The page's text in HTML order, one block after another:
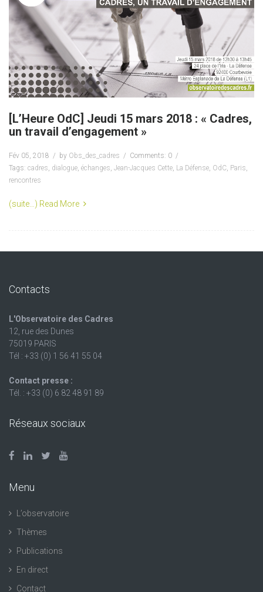
[L’Heure OdC] Jeudi 15 mars 2018 : « Cadres,
un travail d’engagement »
Fév 05, 2018 by Obs_des_cadres
Comments: 0
Tags: cadres dialogue échanges Jean-Jacques Cette La Défense OdC Paris
rencontres
(suite…) Read More
Contacts
L'Observatoire des Cadres
12, rue des Dunes
75019 PARIS
Tél : +33 (0) 1 56 41 55 04
Contact presse :
Tél. : +33 (0) 6 82 48 91 89
Réseaux sociaux
Menu
L’observatoire
Thèmes
Publications
En direct
Contact